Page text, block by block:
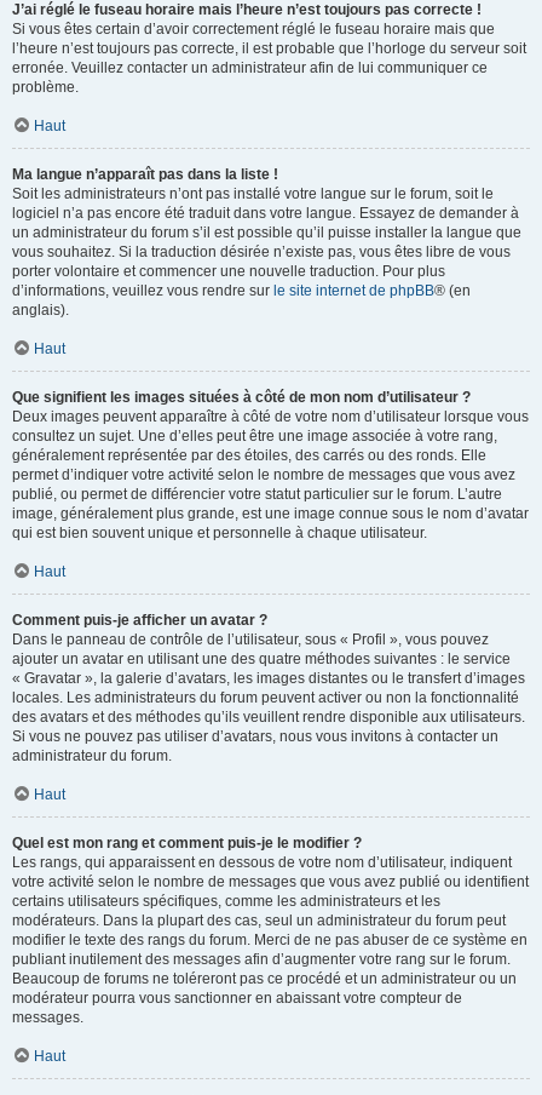
J’ai réglé le fuseau horaire mais l’heure n’est toujours pas correcte !
Si vous êtes certain d’avoir correctement réglé le fuseau horaire mais que
l’heure n’est toujours pas correcte, il est probable que l’horloge du serveur soit
erronée. Veuillez contacter un administrateur afin de lui communiquer ce
problème.
Haut
Ma langue n’apparaît pas dans la liste !
Soit les administrateurs n’ont pas installé votre langue sur le forum, soit le
logiciel n’a pas encore été traduit dans votre langue. Essayez de demander à
un administrateur du forum s’il est possible qu’il puisse installer la langue que
vous souhaitez. Si la traduction désirée n’existe pas, vous êtes libre de vous
porter volontaire et commencer une nouvelle traduction. Pour plus
d’informations, veuillez vous rendre sur le site internet de phpBB® (en
anglais).
Haut
Que signifient les images situées à côté de mon nom d’utilisateur ?
Deux images peuvent apparaître à côté de votre nom d’utilisateur lorsque vous
consultez un sujet. Une d’elles peut être une image associée à votre rang,
généralement représentée par des étoiles, des carrés ou des ronds. Elle
permet d’indiquer votre activité selon le nombre de messages que vous avez
publié, ou permet de différencier votre statut particulier sur le forum. L’autre
image, généralement plus grande, est une image connue sous le nom d’avatar
qui est bien souvent unique et personnelle à chaque utilisateur.
Haut
Comment puis-je afficher un avatar ?
Dans le panneau de contrôle de l’utilisateur, sous « Profil », vous pouvez
ajouter un avatar en utilisant une des quatre méthodes suivantes : le service
« Gravatar », la galerie d’avatars, les images distantes ou le transfert d’images
locales. Les administrateurs du forum peuvent activer ou non la fonctionnalité
des avatars et des méthodes qu’ils veuillent rendre disponible aux utilisateurs.
Si vous ne pouvez pas utiliser d’avatars, nous vous invitons à contacter un
administrateur du forum.
Haut
Quel est mon rang et comment puis-je le modifier ?
Les rangs, qui apparaissent en dessous de votre nom d’utilisateur, indiquent
votre activité selon le nombre de messages que vous avez publié ou identifient
certains utilisateurs spécifiques, comme les administrateurs et les
modérateurs. Dans la plupart des cas, seul un administrateur du forum peut
modifier le texte des rangs du forum. Merci de ne pas abuser de ce système en
publiant inutilement des messages afin d’augmenter votre rang sur le forum.
Beaucoup de forums ne toléreront pas ce procédé et un administrateur ou un
modérateur pourra vous sanctionner en abaissant votre compteur de
messages.
Haut